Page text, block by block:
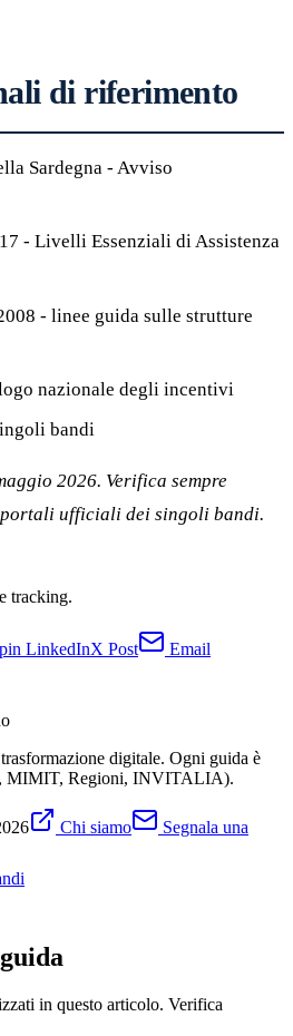
di riferimento
Sardegna - Avviso
- Livelli Essenziali di Assistenza
- linee guida sulle strutture
nazionale degli incentivi
bandi
2026. Verifica sempre
portali ufficiali dei singoli bandi.
tracking.
in LinkedInX Post Email
digitale. Ogni guida è
MIMIT, Regioni, INVITALIA).
Chi siamo
Segnala una
in questo articolo. Verifica